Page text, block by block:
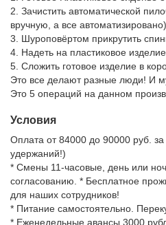
2. Зачистить автоматической
вручную, а все автоматизировано)
3. Шуроповёртом прикрутить
4. Надеть на пластиковое
5. Сложить готовое изделие в
Это все делают разные люди! И
Это 5 операций на данном
Условия
Оплата от 84000 до 90000 руб. за
удержаний!)
* Смены 11-часовые, день или
согласованию. * Бесплатное
для наших сотрудников!
* Питание самостоятельно.
* Еженедельные авансы 3000